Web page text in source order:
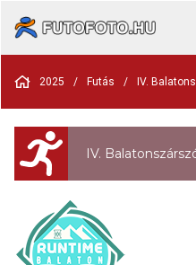
2025 / Futás / IV.
IV.